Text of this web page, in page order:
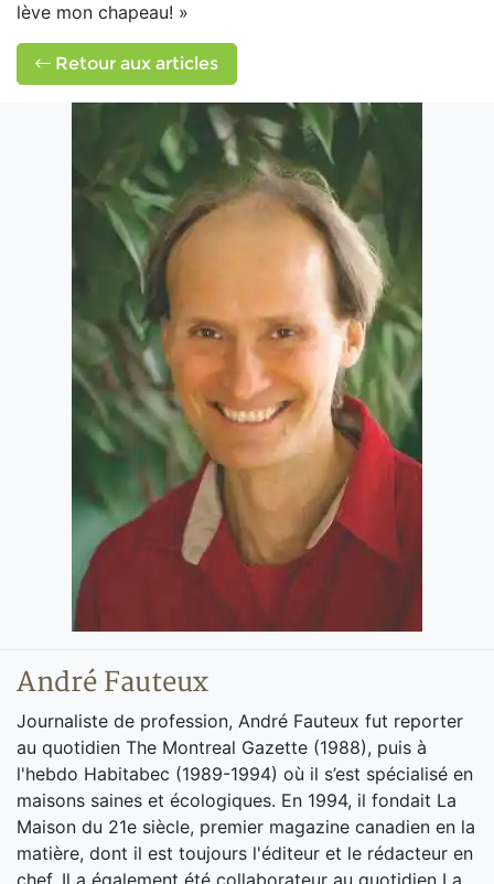
lève mon chapeau! »
Retour aux articles
André Fauteux
Journaliste de profession, André Fauteux fut reporter
au quotidien The Montreal Gazette (1988), puis à
l'hebdo Habitabec (1989-1994) où il s’est spécialisé en
maisons saines et écologiques. En 1994, il fondait La
Maison du 21e siècle, premier magazine canadien en la
matière, dont il est toujours l'éditeur et le rédacteur en
chef. Il a également été collaborateur au quotidien La